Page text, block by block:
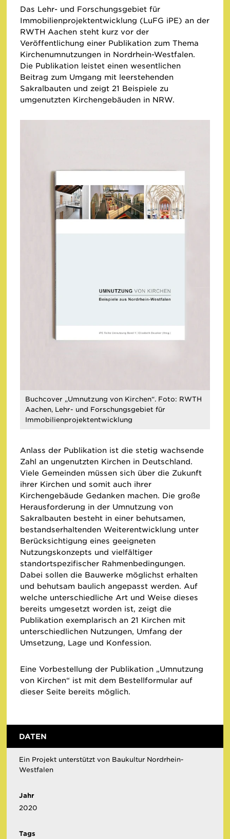
Das Lehr- und Forschungsgebiet für
Immobilienprojektentwicklung (LuFG iPE) an der
RWTH Aachen steht kurz vor der
Veröffentlichung einer Publikation zum Thema
Kirchenumnutzungen in Nordrhein-Westfalen.
Die Publikation leistet einen wesentlichen
Beitrag zum Umgang mit leerstehenden
Sakralbauten und zeigt 21 Beispiele zu
umgenutzten Kirchengebäuden in NRW.
Buchcover „Umnutzung von Kirchen“. Foto: RWTH
Aachen, Lehr- und Forschungsgebiet für
Immobilienprojektentwicklung
Anlass der Publikation ist die stetig wachsende
Zahl an ungenutzten Kirchen in Deutschland.
Viele Gemeinden müssen sich über die Zukunft
ihrer Kirchen und somit auch ihrer
Kirchengebäude Gedanken machen. Die große
Herausforderung in der Umnutzung von
Sakralbauten besteht in einer behutsamen,
bestandserhaltenden Weiterentwicklung unter
Berücksichtigung eines geeigneten
Nutzungskonzepts und vielfältiger
standortspezifischer Rahmenbedingungen.
Dabei sollen die Bauwerke möglichst erhalten
und behutsam baulich angepasst werden. Auf
welche unterschiedliche Art und Weise dieses
bereits umgesetzt worden ist, zeigt die
Publikation exemplarisch an 21 Kirchen mit
unterschiedlichen Nutzungen, Umfang der
Umsetzung, Lage und Konfession.
Eine Vorbestellung der Publikation „Umnutzung
von Kirchen“ ist mit dem Bestellformular auf
dieser Seite bereits möglich.
DATEN
Ein Projekt unterstützt von Baukultur Nordrhein-
Westfalen
Jahr
2020
Tags